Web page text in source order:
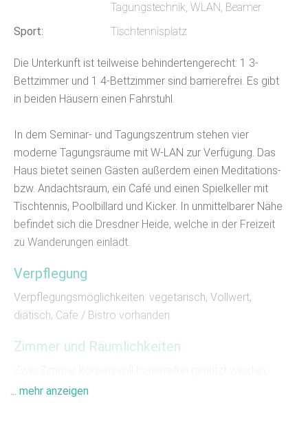
Tagungstechnik, WLAN, Beamer
Sport:
Tischtennisplatz
Die Unterkunft ist teilweise behindertengerecht: 1 3-
Bettzimmer und 1 4-Bettzimmer sind barrierefrei. Es gibt
in beiden Häusern einen Fahrstuhl.
In dem Seminar- und Tagungszentrum stehen vier
moderne Tagungsräume mit W-LAN zur Verfügung. Das
Haus bietet seinen Gästen außerdem einen Meditations-
bzw. Andachtsraum, ein Café und einen Spielkeller mit
Tischtennis, Poolbillard und Kicker. In unmittelbarer Nähe
befindet sich die Dresdner Heide, welche in der Freizeit
zu Wanderungen einlädt.
Verpflegung
Verpflegungsmöglichkeiten: vegetarisch, Vollwert,
diätisch, Cafe / Bistro vorhanden
Zimmer und Räumlichkeiten
vier weitere eingeschränkt. Die neu gestalteten
... mehr anzeigen